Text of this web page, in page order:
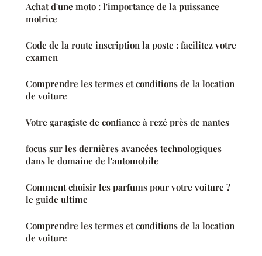
Achat d'une moto : l'importance de la puissance
motrice
Code de la route inscription la poste : facilitez votre
examen
Comprendre les termes et conditions de la location
de voiture
Votre garagiste de confiance à rezé près de nantes
focus sur les dernières avancées technologiques
dans le domaine de l'automobile
Comment choisir les parfums pour votre voiture ?
le guide ultime
Comprendre les termes et conditions de la location
de voiture